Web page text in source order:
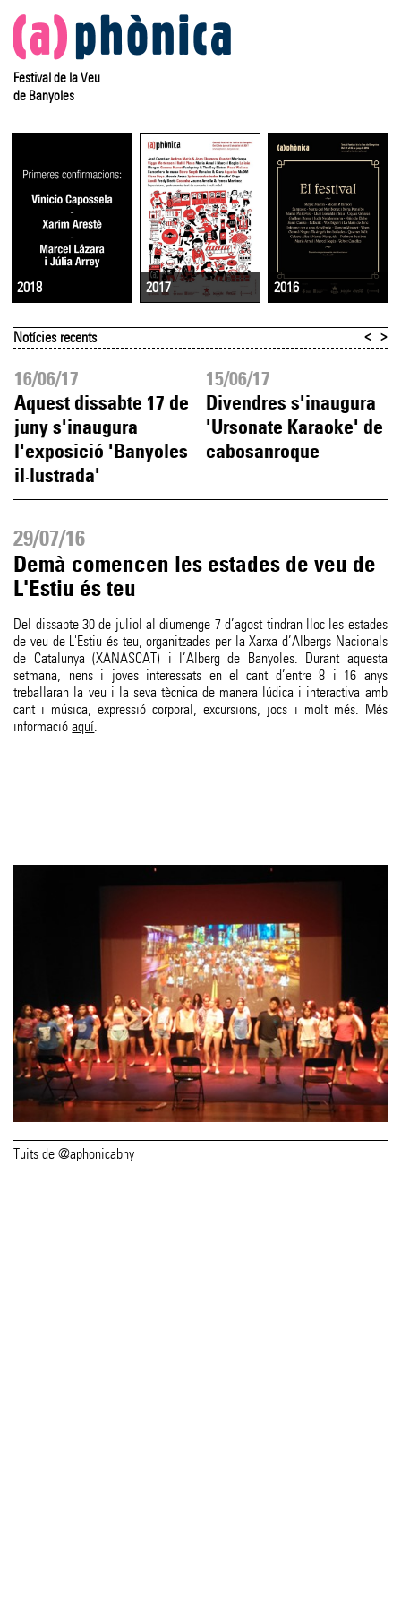
Festival de la Veu
de Banyoles
2018 2017 2016
Notícies recents
16/06/17
Aquest dissabte 17 de
juny s'inaugura
l'exposició 'Banyoles
il·lustrada'
15/06/17
Divendres s'inaugura
'Ursonate Karaoke' de
cabosanroque
< >
29/07/16
Demà comencen les estades de veu de
L'Estiu és teu
Del dissabte 30 de juliol al diumenge 7 d’agost tindran lloc les estades
de veu de L'Estiu és teu, organitzades per la Xarxa d’Albergs Nacionals
de Catalunya (XANASCAT) i l’Alberg de Banyoles. Durant aquesta
setmana, nens i joves interessats en el cant d’entre 8 i 16 anys
treballaran la veu i la seva tècnica de manera lúdica i interactiva amb
cant i música, expressió corporal, excursions, jocs i molt més. Més
informacióaquí.
Tuits de @aphonicabny